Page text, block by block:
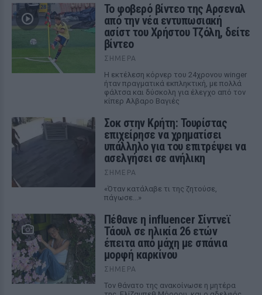
Το φοβερό βίντεο της Αρσεναλ
από την νέα εντυπωσιακή
ασίστ του Χρήστου Τζόλη, δείτε
βίντεο
ΣΉΜΕΡΑ
Η εκτέλεση κόρνερ του 24χρονου winger
ήταν πραγματικά εκπληκτική, με πολλά
φάλτσα και δύσκολη για έλεγχο από τον
κίπερ Αλβαρο Βαγιές
Σοκ στην Κρήτη: Τουρίστας
επιχείρησε να χρηματίσει
υπάλληλο για του επιτρέψει να
ασελγήσει σε ανήλικη
ΣΉΜΕΡΑ
«Όταν κατάλαβε τι της ζητούσε,
πάγωσε...»
Πέθανε η influencer Σίντνεϊ
Τάουλ σε ηλικία 26 ετών
έπειτα από μάχη με σπάνια
μορφή καρκίνου
ΣΉΜΕΡΑ
Τον θάνατο της ανακοίνωσε η μητέρα